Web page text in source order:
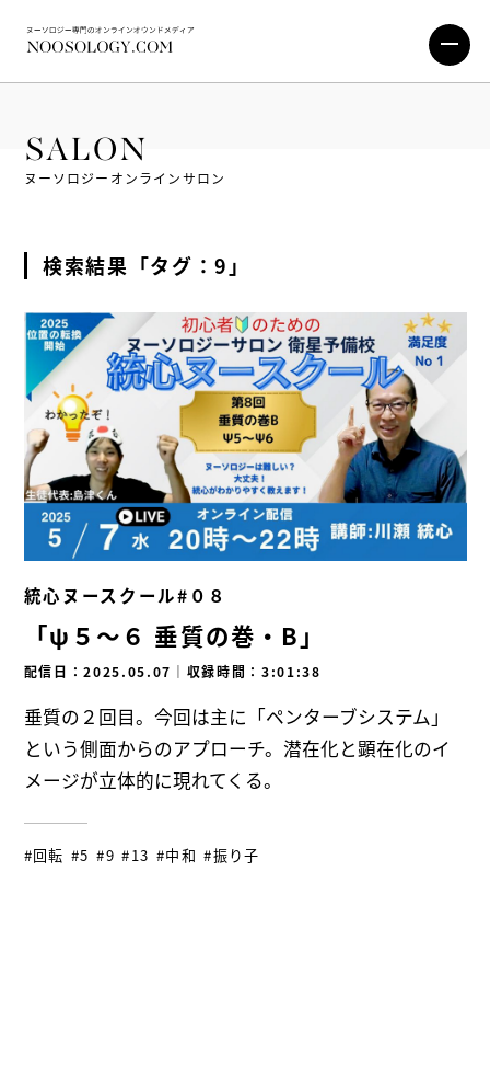
SALON
ヌーソロジーオンラインサロン
検索結果「タグ：9」
統心ヌースクール#０８
「ψ５～６ 垂質の巻・B」
配信日：2025.05.07 ｜ 収録時間：3:01:38
垂質の２回目。今回は主に「ペンターブシステム」
という側面からのアプローチ。潜在化と顕在化のイ
メージが立体的に現れてくる。
#回転 #5 #9 #13 #中和 #振り子